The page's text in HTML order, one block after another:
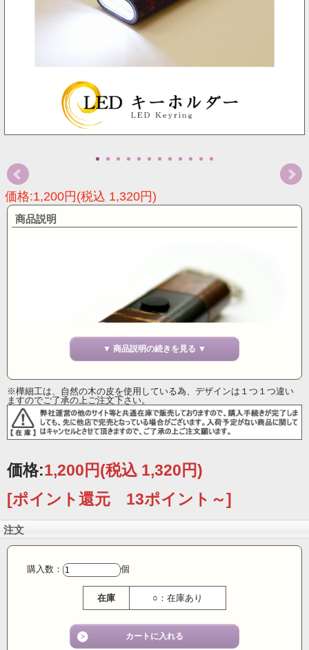
価格:1,200円(税込 1,320円)
商品説明
ー。
山桜の皮をなめして造られる秋田古来の伝統技法の樺細
スイッチを付けるとLEDが明るく点灯します。（一度ス
イッチを押すと点灯し続けます。もう一度押すとOFFに
なります。）
▼ 商品説明の続きを見る ▼
※樺細工は、自然の木の皮を使用している為、デザインは１つ１つ違い
ますのでご了承の上ご注文下さい。
価格:1,200円(税込 1,320円)
[ポイント還元 13ポイント～]
注文
購入数： 個
在庫 ○：在庫あり